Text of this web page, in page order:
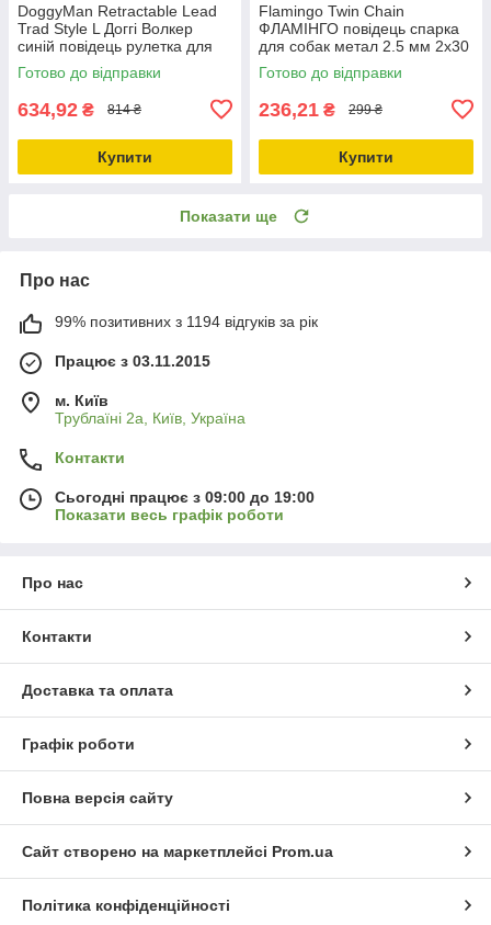
DoggyMan Retractable Lead
Trad Style L Доггі Волкер
синій повідець рулетка для
собак до 30кг, трос 5м
(92627)
Готово до відправки
634,92 ₴ 814 ₴
Купити
Flamingo Twin Chain
ФЛАМІНГО повідець спарка
для собак метал 2.5 мм 2х30
см
Готово до відправки
236,21 ₴ 299 ₴
Купити
Показати ще
Про нас
99% позитивних з 1194 відгуків за рік
Працює з 03.11.2015
м. Київ
Трублаїні 2а, Київ, Україна
Контакти
Сьогодні працює з 09:00 до 19:00
Показати весь графік роботи
Про нас
Контакти
Доставка та оплата
Графік роботи
Повна версія сайту
Сайт створено на маркетплейсі Prom.ua
Політика конфіденційності